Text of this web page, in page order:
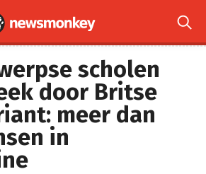

scholen
door Britse
meer dan
in